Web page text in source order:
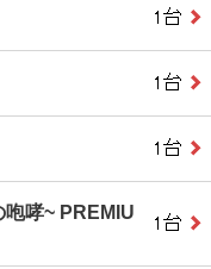
咆哮~ PREMIU